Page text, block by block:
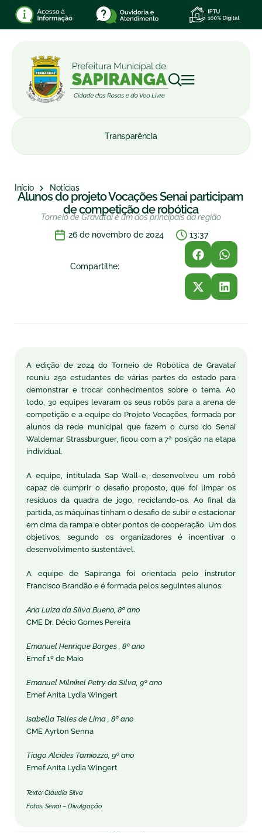
Transparência
Início Notícias
Alunos do projeto Vocações Senai participam
de competição de robótica
Torneio de Gravataí é um dos principais da região
26 de novembro de 2024
13:37
Compartilhe:
A edição de 2024 do Torneio de Robótica de Gravataí
reuniu 250 estudantes de várias partes do estado para
demonstrar e trocar conhecimentos sobre o tema. Ao
todo, 30 equipes levaram os seus robôs para a arena de
competição e a equipe do Projeto Vocações, formada por
alunos da rede municipal que fazem o curso do Senai
Waldemar Strassburguer, ficou com a 7ª posição na etapa
individual.
A equipe, intitulada Sap Wall-e, desenvolveu um robô
capaz de cumprir o desafio proposto, que foi limpar os
resíduos da quadra de jogo, reciclando-os. Ao final da
partida, as máquinas tinham o desafio de subir e estacionar
em cima da rampa e obter pontos de cooperação. Um dos
objetivos, segundo os organizadores é incentivar o
desenvolvimento sustentável.
A equipe de Sapiranga foi orientada pelo instrutor
Francisco Brandão e é formada pelos seguintes alunos:
Ana Luiza da Silva Bueno, 8º ano
CME Dr. Décio Gomes Pereira
Emanuel Henrique Borges , 8º ano
Emef 1º de Maio
Emanuel Milnikel Petry da Silva, 9º ano
Emef Anita Lydia Wingert
Isabella Telles de Lima , 8º ano
CME Ayrton Senna
Tiago Alcides Tamiozzo, 9º ano
Emef Anita Lydia Wingert
Texto: Cláudia Silva
Fotos: Senai – Divulgação